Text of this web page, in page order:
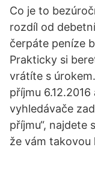
Co je to
rozdíl od
čerpáte peníze
Prakticky si
vrátíte s
příjmu
vyhledávače
příjmu“, najdete
že vám